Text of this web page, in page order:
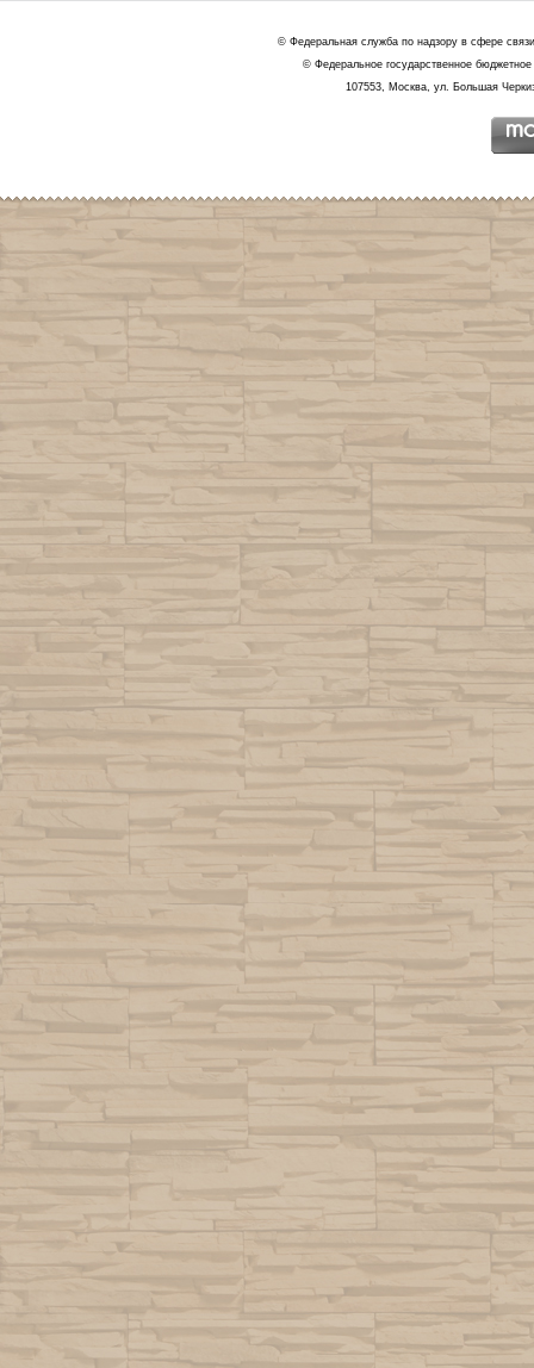
© Федеральная служба по надзору в сфере
© Федеральное государственное
107553, Москва, ул. Большая